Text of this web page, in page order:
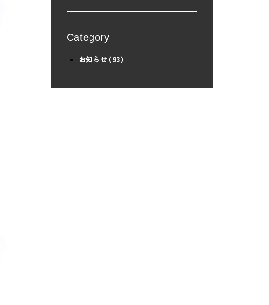
Category
お知らせ（93）